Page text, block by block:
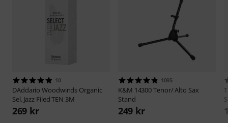
10
DAddario Woodwinds Organic
Sel. Jazz Filed TEN 3M
269 kr
1095
K&M 14300 Tenor/ Alto Sax
Stand
249 kr